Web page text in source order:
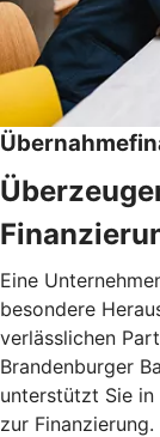
Eine
besondere
verlässlichen
Brandenburger
unterstützt Sie
zur